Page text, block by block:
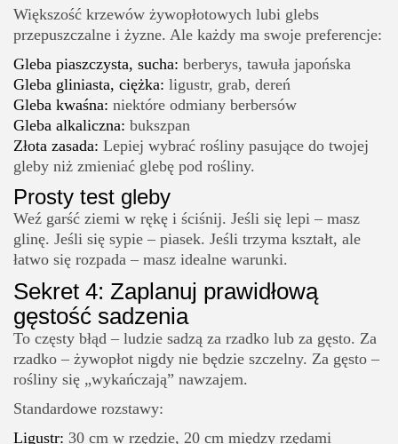
Większość krzewów żywopłotowych lubi glebs
przepuszczalne i żyzne. Ale każdy ma swoje preferencje:
Gleba piaszczysta, sucha: berberys, tawuła japońska
Gleba gliniasta, ciężka: ligustr, grab, dereń
Gleba kwaśna: niektóre odmiany berbersów
Gleba alkaliczna: bukszpan
Złota zasada: Lepiej wybrać rośliny pasujące do twojej
gleby niż zmieniać glebę pod rośliny.
Prosty test gleby
Weź garść ziemi w rękę i ściśnij. Jeśli się lepi – masz
glinę. Jeśli się sypie – piasek. Jeśli trzyma kształt, ale
łatwo się rozpada – masz idealne warunki.
Sekret 4: Zaplanuj prawidłową
gęstość sadzenia
To częsty błąd – ludzie sadzą za rzadko lub za gęsto. Za
rzadko – żywopłot nigdy nie będzie szczelny. Za gęsto –
rośliny się „wykańczają” nawzajem.
Standardowe rozstawy:
Ligustr: 30 cm w rzędzie, 20 cm między rzędami